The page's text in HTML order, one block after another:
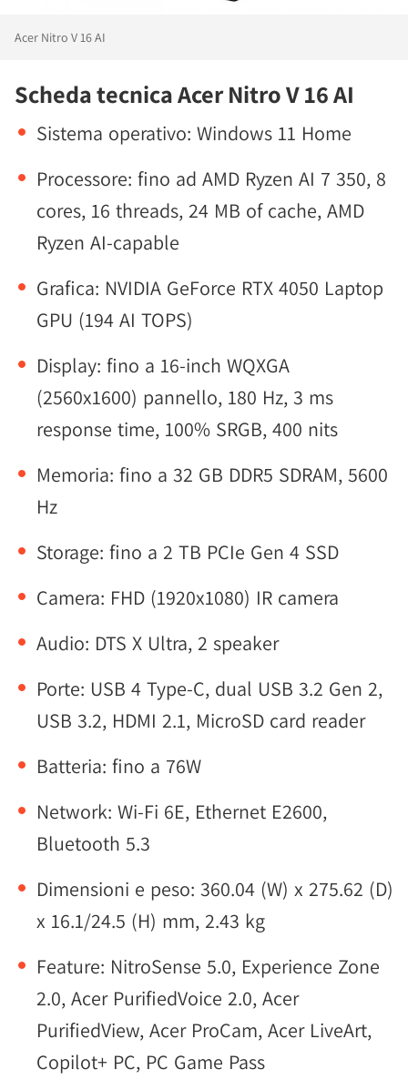
Acer Nitro V 16 AI
Scheda tecnica Acer Nitro V 16 AI
Sistema operativo: Windows 11 Home
Processore: fino ad AMD Ryzen AI 7 350, 8
cores, 16 threads, 24 MB of cache, AMD
Ryzen AI-capable
Grafica: NVIDIA GeForce RTX 4050 Laptop
GPU (194 AI TOPS)
Display: fino a 16-inch WQXGA
(2560x1600) pannello, 180 Hz, 3 ms
response time, 100% SRGB, 400 nits
Memoria: fino a 32 GB DDR5 SDRAM, 5600
Hz
Storage: fino a 2 TB PCIe Gen 4 SSD
Camera: FHD (1920x1080) IR camera
Audio: DTS X Ultra, 2 speaker
Porte: USB 4 Type-C, dual USB 3.2 Gen 2,
USB 3.2, HDMI 2.1, MicroSD card reader
Batteria: fino a 76W
Network: Wi-Fi 6E, Ethernet E2600,
Bluetooth 5.3
Dimensioni e peso: 360.04 (W) x 275.62 (D)
x 16.1/24.5 (H) mm, 2.43 kg
Feature: NitroSense 5.0, Experience Zone
2.0, Acer PurifiedVoice 2.0, Acer
PurifiedView, Acer ProCam, Acer LiveArt,
Copilot+ PC, PC Game Pass